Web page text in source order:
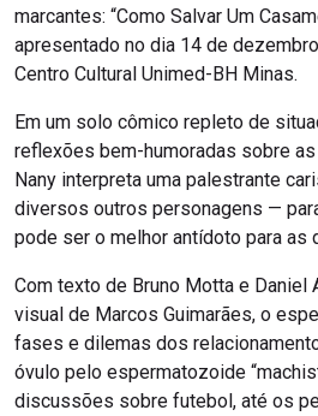
marcantes: “Como Salvar Um
apresentado no dia 14 de
Centro Cultural Unimed-BH Minas.
Em um solo cômico repleto de
reflexões bem-humoradas sobre
Nany interpreta uma palestrante
diversos outros personagens —
pode ser o melhor antídoto para as
Com texto de Bruno Motta e Daniel
visual de Marcos Guimarães, o
fases e dilemas dos
óvulo pelo espermatozoide
discussões sobre futebol, até os